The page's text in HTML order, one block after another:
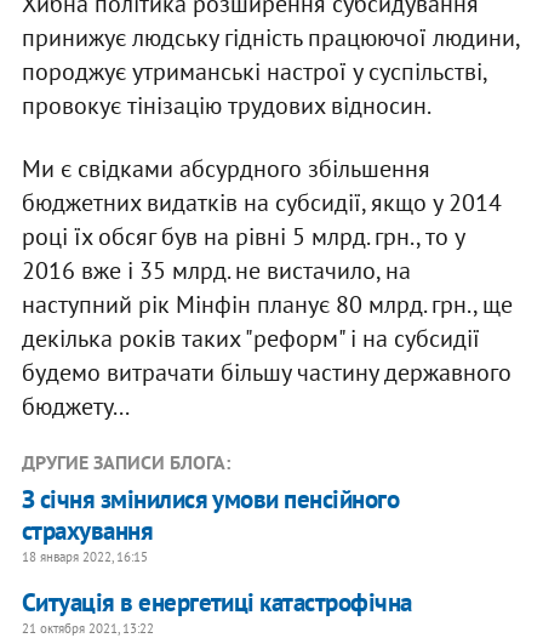
принижує людську гідність працюючої людини,
породжує утриманські настрої у суспільстві,
провокує тінізацію трудових відносин.
Ми є свідками абсурдного збільшення
бюджетних видатків на субсидії, якщо у 2014
році їх обсяг був на рівні 5 млрд. грн., то у
2016 вже і 35 млрд. не вистачило, на
наступний рік Мінфін планує 80 млрд. грн., ще
декілька років таких "реформ" і на субсидії
будемо витрачати більшу частину державного
бюджету...
ДРУГИЕ ЗАПИСИ БЛОГА:
З січня змінилися умови пенсійного
страхування
18 января 2022, 16:15
Ситуація в енергетиці катастрофічна
21 октября 2021, 13:22